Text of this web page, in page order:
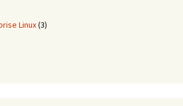
Linux(3)